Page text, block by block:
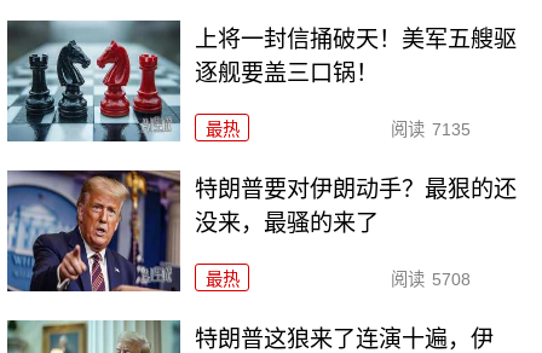
上将一封信捅破天！美军五艘驱
逐舰要盖三口锅！
最热 阅读 7135
特朗普要对伊朗动手？最狠的还
没来，最骚的来了
最热 阅读 5708
特朗普这狼来了连演十遍，伊